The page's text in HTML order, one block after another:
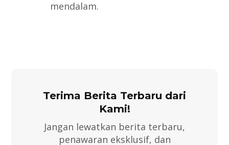
mendalam.
Terima Berita Terbaru dari
Kami!
Jangan lewatkan berita terbaru,
penawaran eksklusif, dan